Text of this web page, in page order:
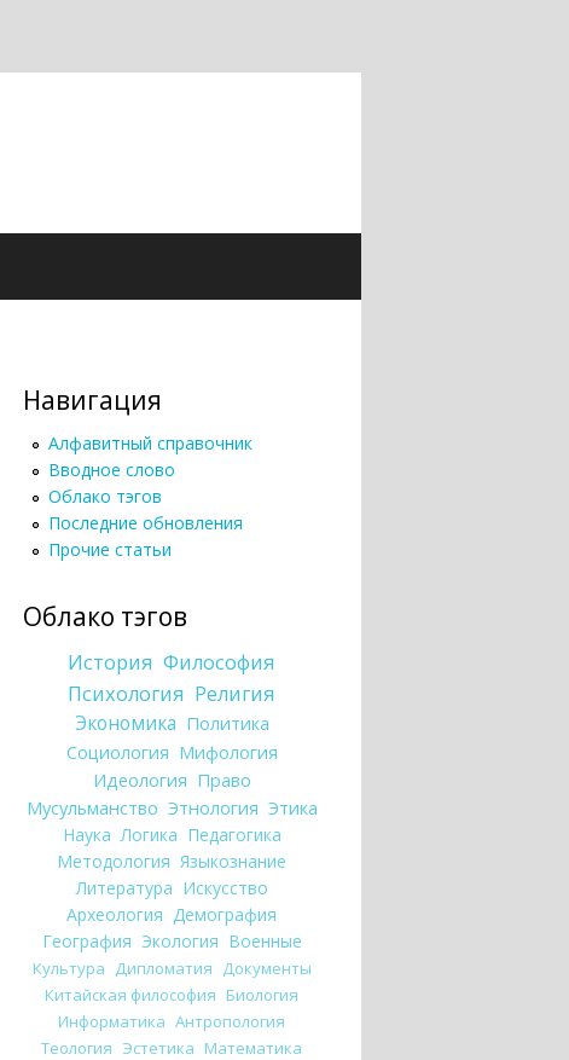
Навигация
Алфавитный справочник
Вводное слово
Облако тэгов
Последние обновления
Прочие статьи
Облако тэгов
История Философия
Психология Религия
Экономика Политика
Социология Мифология
Идеология Право
Мусульманство Этнология Этика
Наука Логика Педагогика
Методология Языкознание
Литература Искусство
Археология Демография
География Экология Военные
Культура Дипломатия Документы
Китайская философия Биология
Информатика Антропология
Теология Эстетика Математика